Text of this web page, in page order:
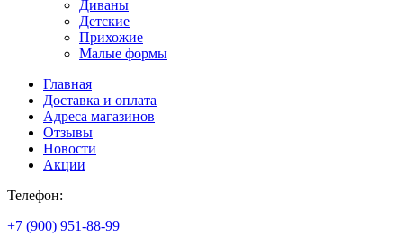
Диваны
Детские
Прихожие
Малые формы
Главная
Доставка и оплата
Адреса магазинов
Отзывы
Новости
Акции
Телефон:
+7 (900) 951-88-99